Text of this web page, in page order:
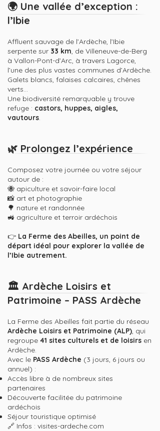
🌍 Une vallée d’exception :
l’Ibie
Affluent sauvage de l’Ardèche, l’Ibie
serpente sur 33 km, de Villeneuve-de-Berg
à Vallon-Pont-d’Arc, à travers Lagorce,
l’une des plus vastes communes d’Ardèche.
Galets blancs, falaises calcaires, chênes
verts…
Une biodiversité remarquable y trouve
refuge : castors, huppes, aigles,
vautours.
🌿 Prolongez l’expérience
Composez votre journée ou votre séjour
autour de :
🐝 apiculture et savoir-faire local
📸 art et photographie
🌳 nature et randonnée
🚜 agriculture et terroir ardéchois
👉 La Ferme des Abeilles, un point de
départ idéal pour explorer la vallée de
l’Ibie autrement.
🏛️ Ardèche Loisirs et
Patrimoine – PASS Ardèche
La Ferme des Abeilles fait partie du réseau
Ardèche Loisirs et Patrimoine (ALP), qui
regroupe 41 sites culturels et de loisirs en
Ardèche.
Avec le PASS Ardèche (3 jours, 6 jours ou
annuel) :
Accès libre à de nombreux sites
partenaires
Découverte facilitée du patrimoine
ardéchois
Séjour touristique optimisé
🔗 Infos : visites-ardeche.com